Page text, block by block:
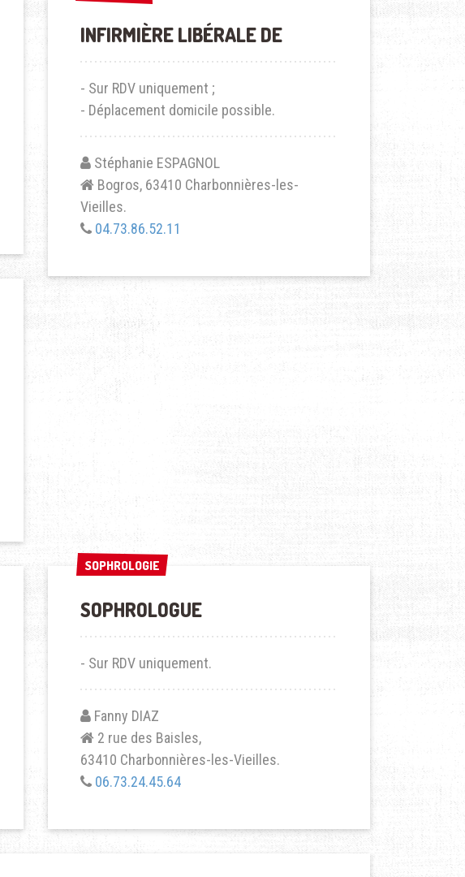
INFIRMIÈRE LIBÉRALE DE
- Sur RDV uniquement ;
- Déplacement domicile possible.
Stéphanie ESPAGNOL
Bogros, 63410 Charbonnières-les-
Vieilles.
04.73.86.52.11
SOPHROLOGIE
SOPHROLOGIE
SOPHROLOGUE
- Sur RDV uniquement.
Fanny DIAZ
2 rue des Baisles,
63410 Charbonnières-les-Vieilles.
06.73.24.45.64